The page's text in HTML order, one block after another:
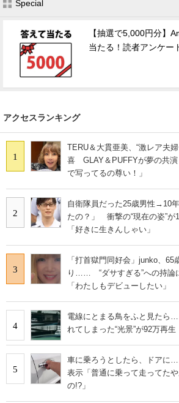
Special
【抽選で5,000円分】
当たる！読者アンケー
アクセスランキング
1
TERU＆大貫亜美、“激レア夫
喜 GLAY＆PUFFYが夢の共演
で写ってるの尊い！」
2
自衛隊員だった25歳男性→10
たの？」 衝撃の“現在の姿”が
「好きに生きんしゃい」
3
「打首獄門同好会」junko、65
り…… “ダサすぎる”への持論
「わたしもデビューしたい」
4
電線にとまる鳥をふと見たら
れてしまった“光景”が92万再生
5
車に乗ろうとしたら、ドア
表示「普通に乗って走ってた
の!?」